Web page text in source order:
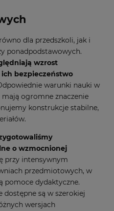
dla przedszkoli, jak i
ponadpodstawowych.
wzrost
ich bezpieczeństwo
warunki nauki w
ogromne znaczenie
konstrukcje stabilne,
o wzmocnionej
przy intensywnym
przedmiotowych, w
pomoce dydaktyczne.
dostępne są w szerokiej
wersjach